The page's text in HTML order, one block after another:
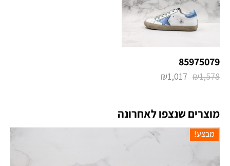
85975079
₪1,578
₪1,017
מוצרים שנצפו לאחרונה
מבצע!